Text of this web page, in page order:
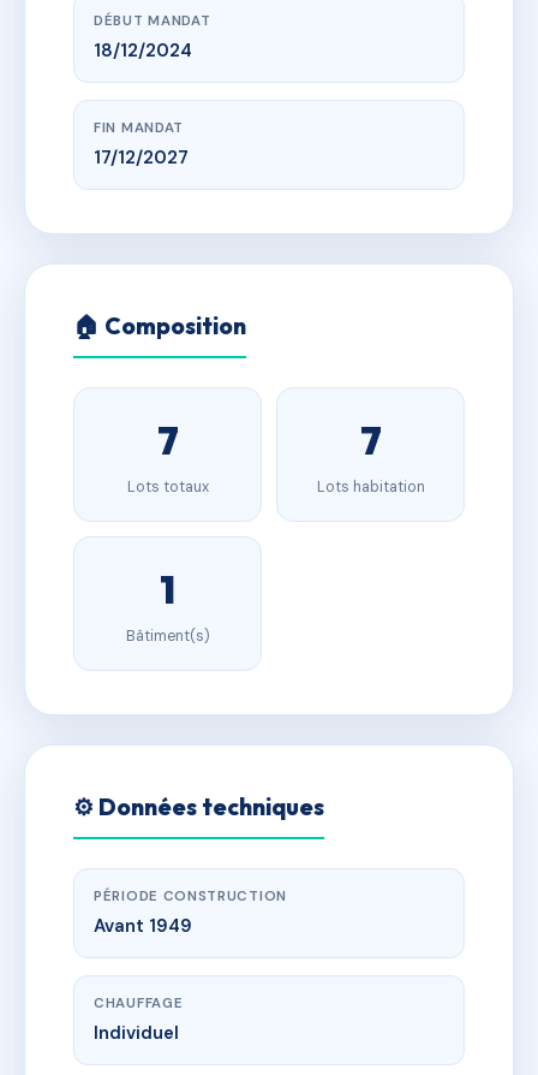
DÉBUT MANDAT
18/12/2024
FIN MANDAT
17/12/2027
🏠 Composition
7
Lots totaux
7
Lots habitation
1
Bâtiment(s)
⚙️ Données techniques
PÉRIODE CONSTRUCTION
Avant 1949
CHAUFFAGE
Individuel